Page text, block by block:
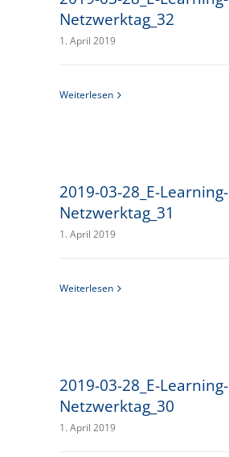
Netzwerktag_32
1. April 2019
Weiterlesen
2019-03-28_E-Learning-
Netzwerktag_31
1. April 2019
Weiterlesen
2019-03-28_E-Learning-
Netzwerktag_30
1. April 2019